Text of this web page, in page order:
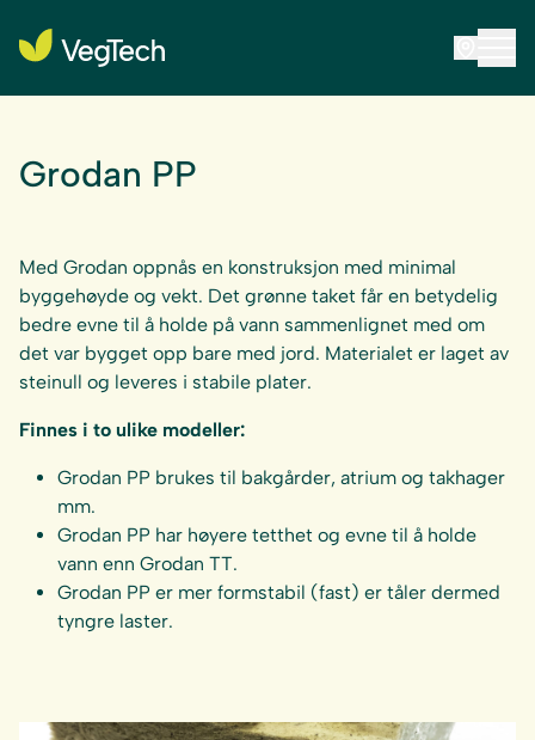
Grodan PP
Med Grodan oppnås en konstruksjon med minimal
byggehøyde og vekt. Det grønne taket får en betydelig
bedre evne til å holde på vann sammenlignet med om
det var bygget opp bare med jord. Materialet er laget av
steinull og leveres i stabile plater.
Finnes i to ulike modeller:
Grodan PP brukes til bakgårder, atrium og takhager
mm.
Grodan PP har høyere tetthet og evne til å holde
vann enn Grodan TT.
Grodan PP er mer formstabil (fast) er tåler dermed
tyngre laster.